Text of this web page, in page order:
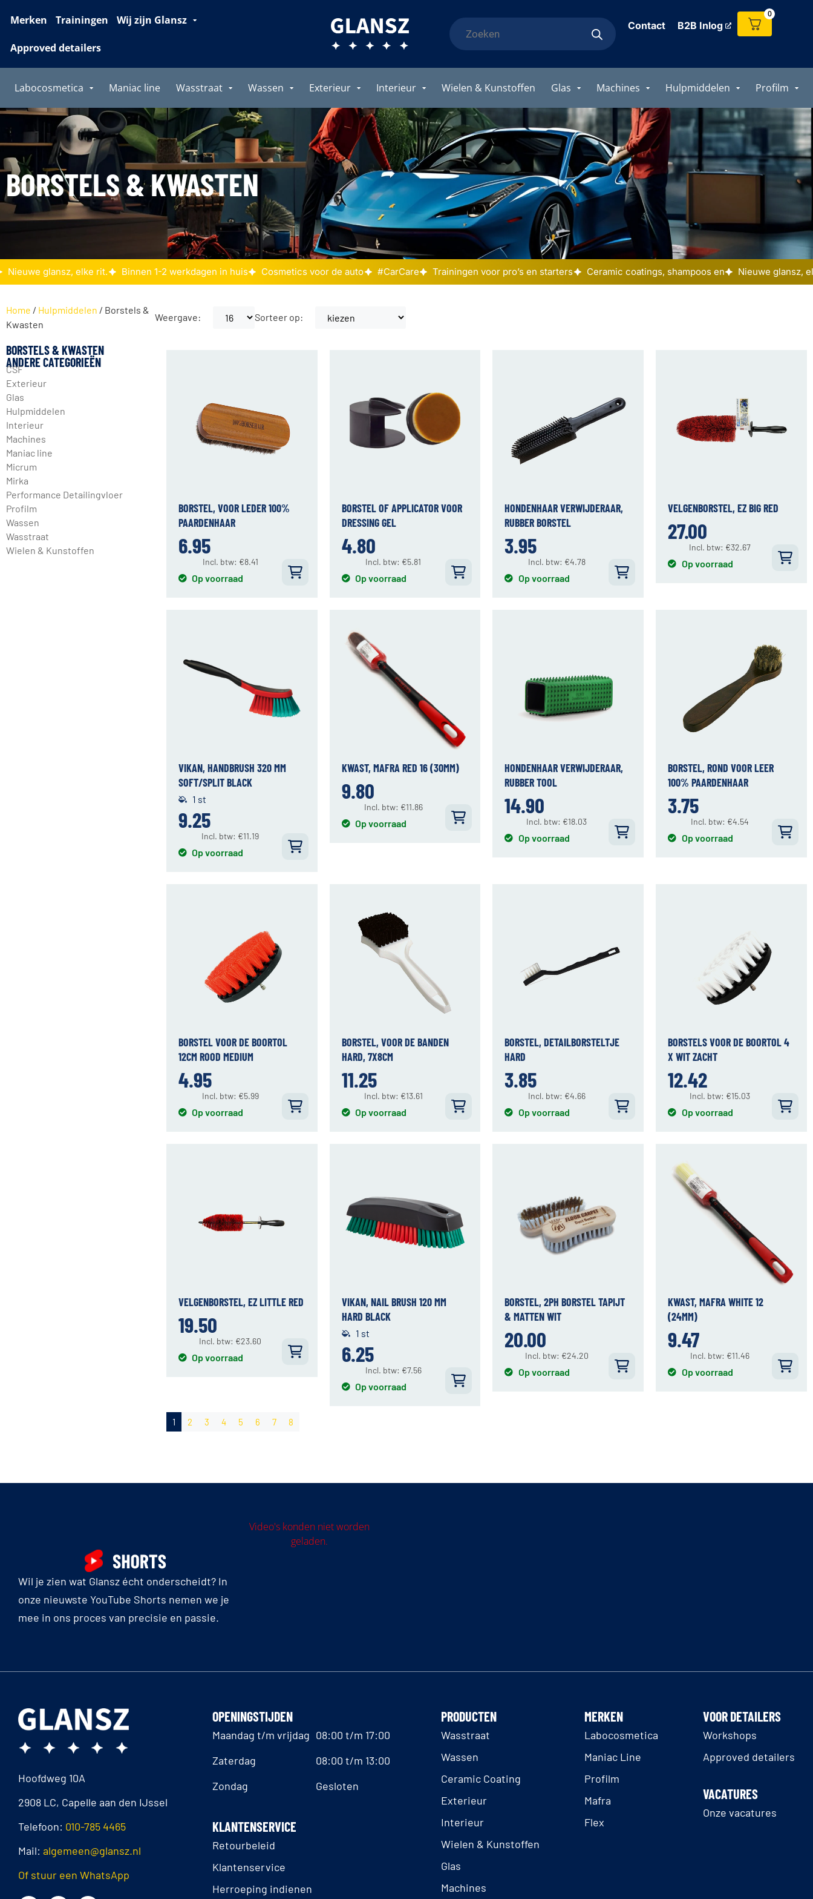
Merken Trainingen Wij zijn Glansz
Approved detailers
Contact B2B Inlog
0
Labocosmetica Maniac line Wasstraat Wassen Exterieur Interieur Wielen & Kunstoffen Glas Machines Hulpmiddelen Profilm
BORSTELS & KWASTEN
Nieuwe glansz, elke rit. Binnen 1-2 werkdagen in huis Cosmetics voor de auto #CarCare Trainingen voor pro’s en starters Ceramic coatings, shampoos en Nieuwe glansz,
Home / Hulpmiddelen / Borstels &
Kwasten
Weergave: Sorteer op:
BORSTELS & KWASTEN
ANDERE CATEGORIEËN
CSF
Exterieur
Glas
Hulpmiddelen
Interieur
Machines
Maniac line
Micrum
Mirka
Performance Detailingvloer
Profilm
Wassen
Wasstraat
Wielen & Kunstoffen
BORSTEL, VOOR LEDER 100%
PAARDENHAAR
6.95
Incl. btw: €8.41
Op voorraad
BORSTEL OF APPLICATOR VOOR
DRESSING GEL
4.80
Incl. btw: €5.81
Op voorraad
HONDENHAAR VERWIJDERAAR,
RUBBER BORSTEL
3.95
Incl. btw: €4.78
Op voorraad
VELGENBORSTEL, EZ BIG RED
27.00
Incl. btw: €32.67
Op voorraad
VIKAN, HANDBRUSH 320 MM
SOFT/SPLIT BLACK
1 st
9.25
Incl. btw: €11.19
Op voorraad
KWAST, MAFRA RED 16 (30MM)
9.80
Incl. btw: €11.86
Op voorraad
HONDENHAAR VERWIJDERAAR,
RUBBER TOOL
14.90
Incl. btw: €18.03
Op voorraad
BORSTEL, ROND VOOR LEER
100% PAARDENHAAR
3.75
Incl. btw: €4.54
Op voorraad
BORSTEL VOOR DE BOORTOL
12CM ROOD MEDIUM
4.95
Incl. btw: €5.99
Op voorraad
BORSTEL, VOOR DE BANDEN
HARD, 7X8CM
11.25
Incl. btw: €13.61
Op voorraad
BORSTEL, DETAILBORSTELTJE
HARD
3.85
Incl. btw: €4.66
Op voorraad
BORSTELS VOOR DE BOORTOL 4
X WIT ZACHT
12.42
Incl. btw: €15.03
Op voorraad
VELGENBORSTEL, EZ LITTLE RED
19.50
Incl. btw: €23.60
Op voorraad
VIKAN, NAIL BRUSH 120 MM
HARD BLACK
1 st
6.25
Incl. btw: €7.56
Op voorraad
BORSTEL, 2PH BORSTEL TAPIJT
& MATTEN WIT
20.00
Incl. btw: €24.20
Op voorraad
KWAST, MAFRA WHITE 12
(24MM)
9.47
Incl. btw: €11.46
Op voorraad
1 2 3 4 5 6 7 8
Wil je zien wat Glansz écht onderscheidt? In
onze nieuwste YouTube Shorts nemen we je
mee in ons proces van precisie en passie.
Video's konden niet worden
geladen.
Hoofdweg 10A
2908 LC, Capelle aan den IJssel
Telefoon: 010-785 4465
Mail: algemeen@glansz.nl
Of stuur een WhatsApp
OPENINGSTIJDEN
Maandag t/m vrijdag 08:00 t/m 17:00
Zaterdag
08:00 t/m 13:00
Zondag
Gesloten
KLANTENSERVICE
Retourbeleid
Klantenservice
Herroeping indienen
PRODUCTEN
Wasstraat
Wassen
Ceramic Coating
Exterieur
Interieur
Wielen & Kunstoffen
Glas
Machines
MERKEN
Labocosmetica
Maniac Line
Profilm
Mafra
Flex
VOOR DETAILERS
Workshops
Approved detailers
VACATURES
Onze vacatures